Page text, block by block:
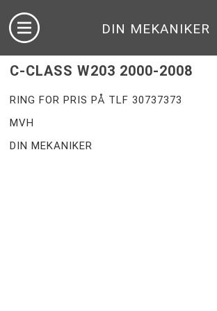
DIN MEKANIKER
C-CLASS W203 2000-2008
RING FOR PRIS PÅ TLF 30737373
MVH
DIN MEKANIKER